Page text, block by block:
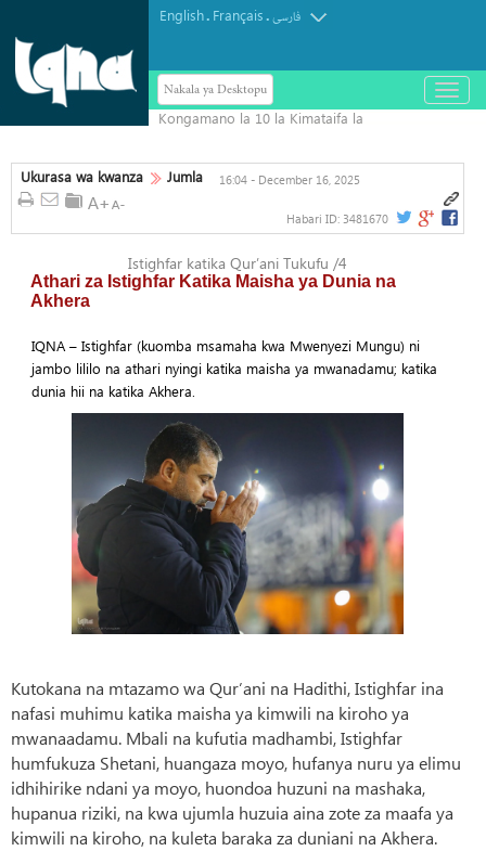
English. Français.فارسی
Nakala ya Desktopu
باز
و
Ukurasa wa kwanza Jumla 16:04 - December 16, 2025
Habari ID: 3481670
Istighfar katika Qur’ani Tukufu /4
Athari za Istighfar Katika Maisha ya Dunia na
Akhera
IQNA – Istighfar (kuomba msamaha kwa Mwenyezi Mungu) ni
jambo lililo na athari nyingi katika maisha ya mwanadamu; katika
dunia hii na katika Akhera.
Kutokana na mtazamo wa Qur’ani na Hadithi, Istighfar ina
nafasi muhimu katika maisha ya kimwili na kiroho ya
mwanaadamu. Mbali na kufutia madhambi, Istighfar
humfukuza Shetani, huangaza moyo, hufanya nuru ya elimu
idhihirike ndani ya moyo, huondoa huzuni na mashaka,
hupanua riziki, na kwa ujumla huzuia aina zote za maafa ya
kimwili na kiroho, na kuleta baraka za duniani na Akhera.